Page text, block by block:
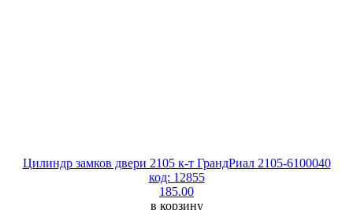
Цилиндр замков двери 2105 к-т ГрандРиал 2105-6100040
код: 12855
185.00
в корзину